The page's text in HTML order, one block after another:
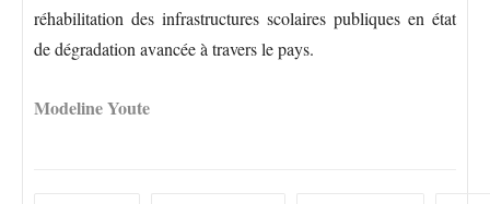
réhabilitation des infrastructures scolaires publiques en état
de dégradation avancée à travers le pays.
Modeline Youte